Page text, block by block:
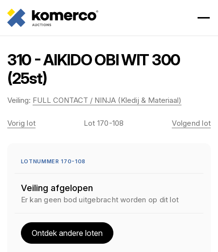
310 - AIKIDO OBI WIT 300
(25st)
Veiling: FULL CONTACT / NINJA (Kledij & Materiaal)
Vorig lot Lot 170-108 Volgend lot
LOTNUMMER 170-108
Veiling afgelopen
Er kan geen bod uitgebracht worden op dit lot
Ontdek andere loten